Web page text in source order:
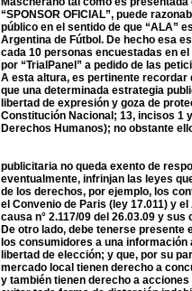
“SPONSOR OFICIAL”, puede
público en el sentido de que “ALA”
Argentina de Fútbol. De hecho esa
cada 10 personas encuestadas en
por “TrialPanel” a pedido de las
A esta altura, es pertinente recordar
que una determinada estrategia
libertad de expresión y goza de
Constitución Nacional; 13, incisos 1
Derechos Humanos); no obstante
publicitaria no queda exento de
eventualmente, infrinjan las leyes
de los derechos, por ejemplo, los
el Convenio de Paris (ley 17.011) y
causa n° 2.117/09 del 26.03.09 y sus
De otro lado, debe tenerse presente
los consumidores a una
libertad de elección; y que, por su
mercado local tienen derecho a
y también tienen derecho a